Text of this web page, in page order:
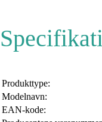
Produkttype:
Modelnavn:
EAN-kode: